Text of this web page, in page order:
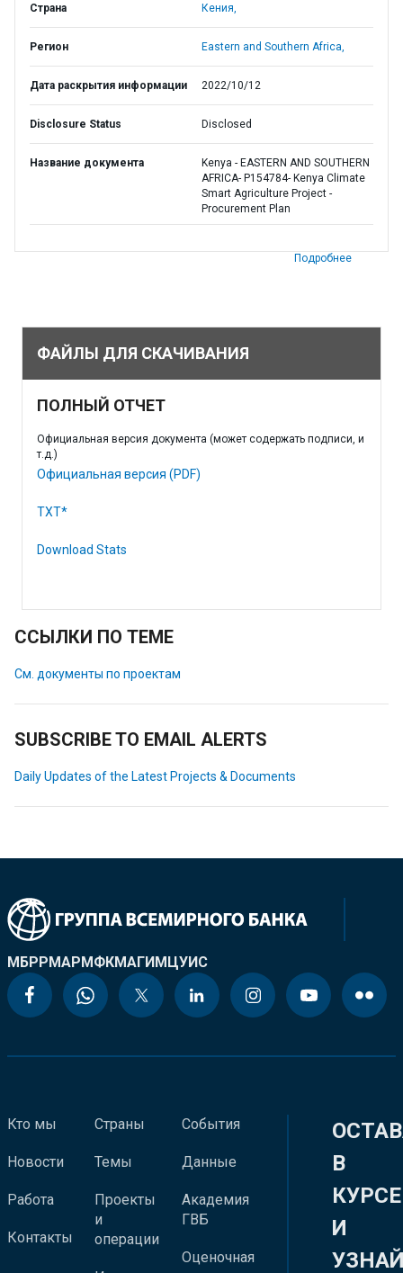
Страна Кения,
Регион Eastern and Southern Africa,
Дата раскрытия информации 2022/10/12
Disclosure Status Disclosed
Название документа
Kenya - EASTERN AND SOUTHERN
AFRICA- P154784- Kenya Climate
Smart Agriculture Project -
Procurement Plan
Подробнее
ФАЙЛЫ ДЛЯ СКАЧИВАНИЯ
ПОЛНЫЙ ОТЧЕТ
Официальная версия документа (может содержать подписи, и
т.д.)
Официальная версия (PDF)
TXT*
Download Stats
ССЫЛКИ ПО ТЕМЕ
См. документы по проектам
SUBSCRIBE TO EMAIL ALERTS
Daily Updates of the Latest Projects & Documents
МБРРМАРМФКМАГИМЦУИС
Кто мы
Новости
Работа
Контакты
Страны
Темы
Проекты
и
операции
События
Данные
Академия
ГВБ
Оценочная
В
КУРСЕ
И